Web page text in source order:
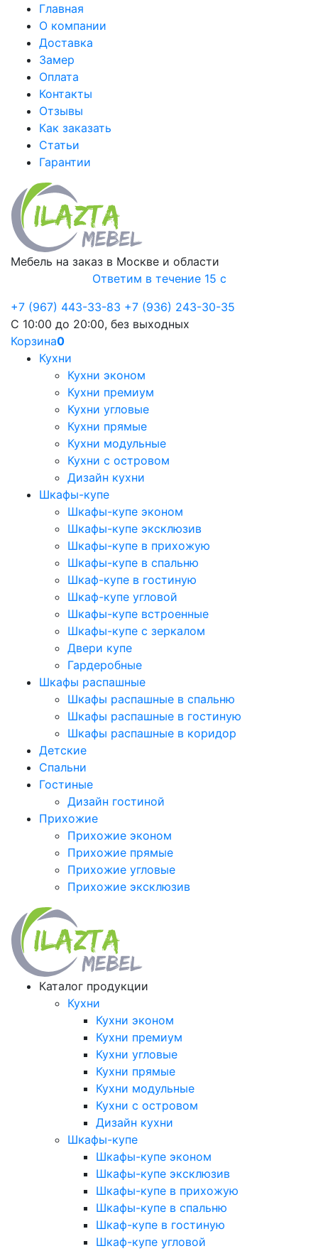
Главная
О компании
Доставка
Замер
Оплата
Контакты
Отзывы
Как заказать
Статьи
Гарантии
Мебель на заказ в Москве и области
Ответим в течение 15 с
+7 (967) 443-33-83 +7 (936) 243-30-35
С 10:00 до 20:00, без выходных
Корзина0
Кухни
Кухни эконом
Кухни премиум
Кухни угловые
Кухни прямые
Кухни модульные
Кухни с островом
Дизайн кухни
Шкафы-купе
Шкафы-купе эконом
Шкафы-купе эксклюзив
Шкафы-купе в прихожую
Шкафы-купе в спальню
Шкаф-купе в гостиную
Шкаф-купе угловой
Шкафы-купе встроенные
Шкафы-купе с зеркалом
Двери купе
Гардеробные
Шкафы распашные
Шкафы распашные в спальню
Шкафы распашные в гостиную
Шкафы распашные в коридор
Детские
Спальни
Гостиные
Дизайн гостиной
Прихожие
Прихожие эконом
Прихожие прямые
Прихожие угловые
Прихожие эксклюзив
Каталог продукции
Кухни
Кухни эконом
Кухни премиум
Кухни угловые
Кухни прямые
Кухни модульные
Кухни с островом
Дизайн кухни
Шкафы-купе
Шкафы-купе эконом
Шкафы-купе эксклюзив
Шкафы-купе в прихожую
Шкафы-купе в спальню
Шкаф-купе в гостиную
Шкаф-купе угловой